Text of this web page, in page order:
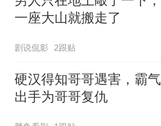
一座大山就搬走了
剧说侃影 2跟贴
硬汉得知哥哥遇害，霸气
出手为哥哥复仇